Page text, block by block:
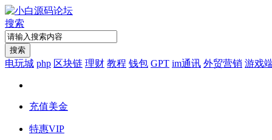
搜索
搜索
电玩城 php 区块链 理财 教程 钱包 GPT im通讯 外贸营销 游戏
充值美金
特惠VIP